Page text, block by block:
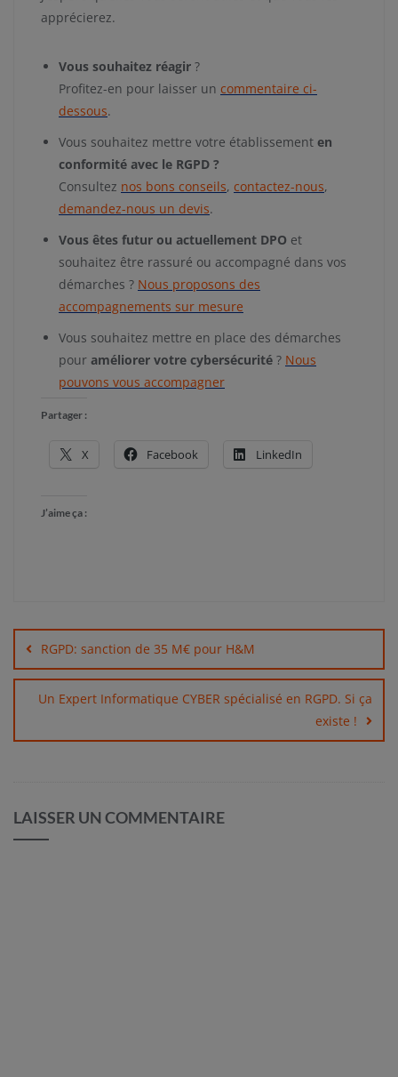
apprécierez.
Vous souhaitez réagir ?
Profitez-en pour laisser un commentaire ci-
dessous.
Vous souhaitez mettre votre établissement en
conformité avec le RGPD ?
Consultez nos bons conseils, contactez-nous,
demandez-nous un devis.
Vous êtes futur ou actuellement DPO et
souhaitez être rassuré ou accompagné dans vos
démarches ? Nous proposons des
accompagnements sur mesure
Vous souhaitez mettre en place des démarches
pour améliorer votre cybersécurité ? Nous
pouvons vous accompagner
Partager :
X Facebook LinkedIn
J’aime ça :
de
l’article
RGPD: sanction de 35 M€ pour H&M
Un Expert Informatique CYBER spécialisé en RGPD. Si ça
existe !
LAISSER UN COMMENTAIRE